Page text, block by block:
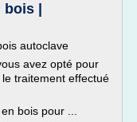
|
autoclave
avez opté pour
traitement effectué
bois pour ...